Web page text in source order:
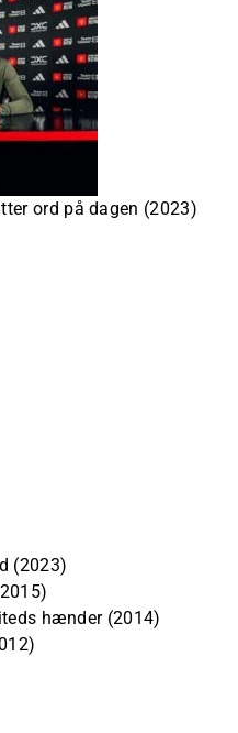
ord på dagen (2023)
(2023)
hænder (2014)